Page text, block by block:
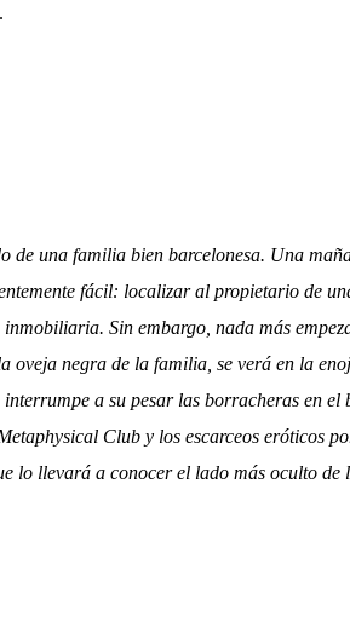
de una familia bien barcelonesa. Una
fácil: localizar al propietario de
Sin embargo, nada más
oveja negra de la familia, se verá en la
a su pesar las borracheras en el
Club y los escarceos eróticos
lo llevará a conocer el lado más oculto de